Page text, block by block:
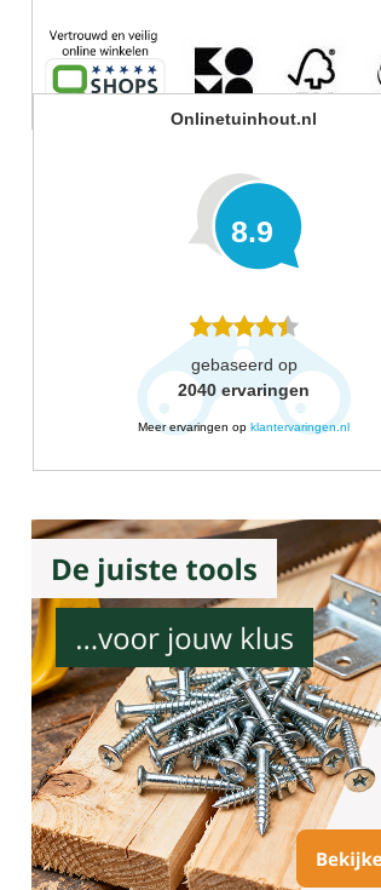
Onlinetuinhout.nl
8.9
gebaseerd op
2040 ervaringen
Meer ervaringen op klantervaringen.nl